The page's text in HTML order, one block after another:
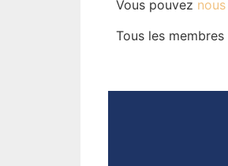
Vous pouvez
Tous les